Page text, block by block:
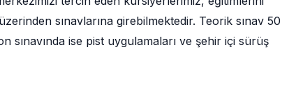
sınavlarına girebilmektedir. Teorik sınav 50
ise pist uygulamaları ve şehir içi sürüş